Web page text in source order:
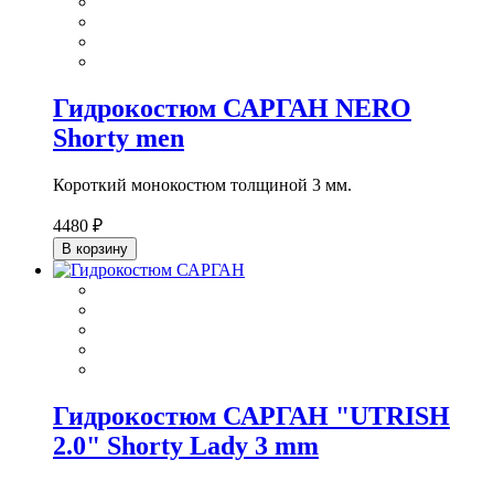
Гидрокостюм САРГАН NERO
Shorty men
Короткий монокостюм толщиной 3 мм.
4480 ₽
В корзину
Гидрокостюм САРГАН "UTRISH
2.0" Shorty Lady 3 mm